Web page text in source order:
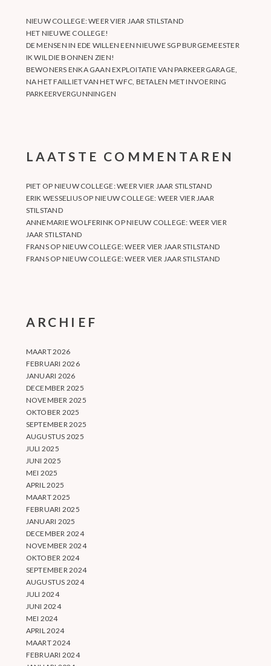
NIEUW COLLEGE: WEER VIER JAAR STILSTAND
HET NIEUWE COLLEGE!
DE MENSEN IN EDE WILLEN EEN NIEUWE SGP BURGEMEESTER
IK WIL DIE BONNEN ZIEN!
BEWONERS ENKA GAAN EXPLOITATIE VAN PARKEERGARAGE,
NA HET FAILLIET VAN HET WFC, BETALEN MET INVOERING
PARKEERVERGUNNINGEN
LAATSTE COMMENTAREN
PIET OP NIEUW COLLEGE: WEER VIER JAAR STILSTAND
ERIK WESSELIUS OP NIEUW COLLEGE: WEER VIER JAAR
STILSTAND
ANNEMARIE WOLFERINK OPNIEUW COLLEGE: WEER VIER
JAAR STILSTAND
FRANSOP NIEUW COLLEGE: WEER VIER JAAR STILSTAND
FRANSOP NIEUW COLLEGE: WEER VIER JAAR STILSTAND
ARCHIEF
MAART 2026
FEBRUARI 2026
JANUARI 2026
DECEMBER 2025
NOVEMBER 2025
OKTOBER 2025
SEPTEMBER 2025
AUGUSTUS 2025
JULI 2025
JUNI 2025
MEI 2025
APRIL 2025
MAART 2025
FEBRUARI 2025
JANUARI 2025
DECEMBER 2024
NOVEMBER 2024
OKTOBER 2024
SEPTEMBER 2024
AUGUSTUS 2024
JULI 2024
JUNI 2024
MEI 2024
APRIL 2024
MAART 2024
FEBRUARI 2024